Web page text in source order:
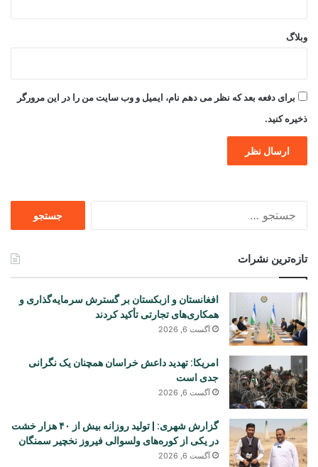
وبلاگ
برای دفعه بعد که نظر می دهم نام، ایمیل و وب سایت من را در این مرورگر
ذخیره کنید.
تازه‌ترین نشرات
افغانستان و ازبکستان بر گسترش سرمایه‌گذاری و
همکاری‌های تجارتی تأکید کردند
آگست 6, 2026
امریکا: تهدید داعش خراسان همچنان یک نگرانی
جدی است
آگست 6, 2026
گزارش شهری: | تولید روزانه بیش از ۴۰ هزار خشت
در یکی از کوره‌های ولسوالی فیروز نخچیر سمنگان
آگست 6, 2026